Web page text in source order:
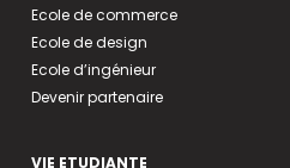
Ecole de commerce
Ecole de design
Ecole d’ingénieur
Devenir partenaire
VIE ETUDIANTE